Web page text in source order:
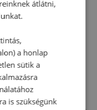
átlátni,
a honlap
sütik a
is szükségünk